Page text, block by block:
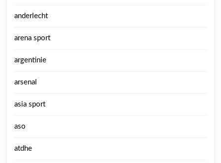
anderlecht
arena sport
argentinie
arsenal
asia sport
aso
atdhe